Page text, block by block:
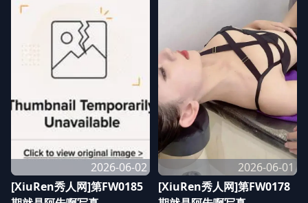
2026-06-02
[XiuRen秀人网]第FW0185
2026-06-01
[XiuRen秀人网]第FW0178